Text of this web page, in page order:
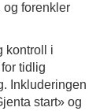
og forenkler
kontroll i
tidlig
Inkluderingen
start» og